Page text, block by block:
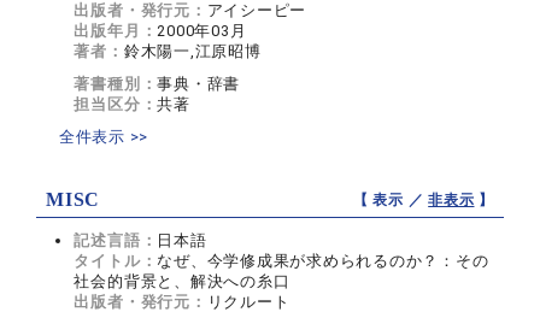
出版者・発行元： アイシーピー
出版年月：2000年03月
著者： 鈴木陽一,江原昭博
著書種別：事典・辞書
担当区分：共著
全件表示 >>
MISC 【 表示 ／非表示 】
記述言語： 日本語
タイトル： なぜ、今学修成果が求められるのか？：その
社会的背景と、解決への糸口
出版者・発行元： リクルート